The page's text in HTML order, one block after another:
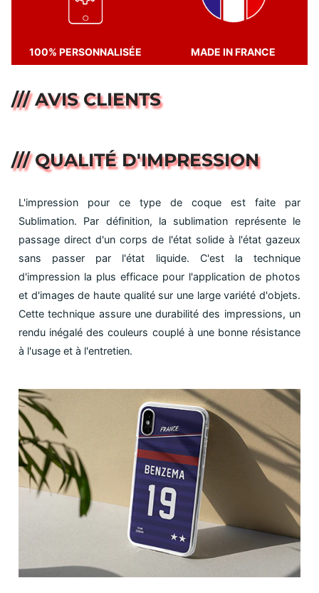
100% PERSONNALISÉE MADE IN FRANCE
/// AVIS CLIENTS
/// QUALITÉ D'IMPRESSION
L'impression pour ce type de coque est faite par
Sublimation. Par définition, la sublimation représente le
passage direct d'un corps de l'état solide à l'état gazeux
sans passer par l'état liquide. C'est la technique
d'impression la plus efficace pour l'application de photos
et d'images de haute qualité sur une large variété d'objets.
Cette technique assure une durabilité des impressions, un
rendu inégalé des couleurs couplé à une bonne résistance
à l'usage et à l'entretien.